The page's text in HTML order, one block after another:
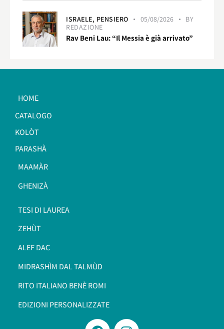
ISRAELE, PENSIERO 05/08/2026
BY
REDAZIONE
Rav Beni Lau: “Il Messia è già arrivato”
HOME
CATALOGO
KOLÒT
PARASHÀ
MAAMÀR
GHENIZÀ
TESI DI LAUREA
ZEHÙT
ALEF DAC
MIDRASHÌM DAL TALMÙD
RITO ITALIANO BENÈ ROMI​
EDIZIONI PERSONALIZZATE